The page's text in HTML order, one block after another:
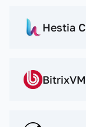
Hestia